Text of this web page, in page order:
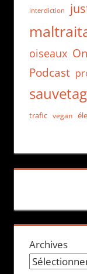
interdiction
oiseaux
Podcast
trafic vegan
Archives